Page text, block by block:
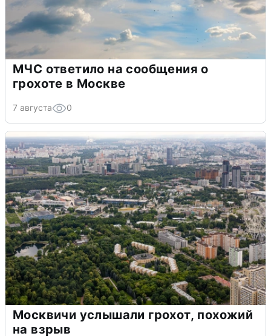
МЧС ответило на сообщения о
грохоте в Москве
7 августа 0
Москвичи услышали грохот, похожий
на взрыв